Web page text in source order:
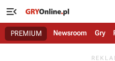

PREMIUM Newsroom Gry